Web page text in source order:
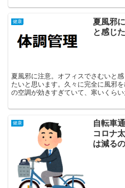
健康
夏風邪
と感じ
夏風邪に注意。オフィスでさむいと
たいと思います。久々に完全に風邪
の空調が効きすぎていて、寒いくら
健康
自転車
コロナ
は減る